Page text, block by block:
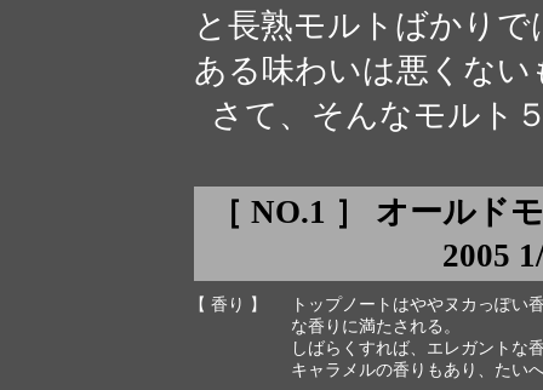
と長熟モルトばかり
ある味わいは悪くな
さて、そんなモルト
［ NO.1 ］ オールド
2005
【 香り 】
トップノートはややヌカっぽい
な香りに満たされる。
しばらくすれば、エレガントな
キャラメルの香りもあり、たい